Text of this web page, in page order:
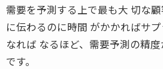
需要を予測する上で最も大 切な
に伝わるのに時間 がかかればサ
なれば なるほど、需要予測の精
です。